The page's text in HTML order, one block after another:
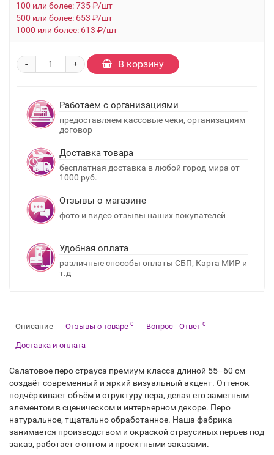
100 или более: 735 ₽/шт
500 или более: 653 ₽/шт
1000 или более: 613 ₽/шт
+
- В корзину
Работаем с организациями
предоставляем кассовые чеки, организациям
договор
Доставка товара
бесплатная доставка в любой город мира от
1000 руб.
Отзывы о магазине
фото и видео отзывы наших покупателей
Удобная оплата
различные способы оплаты СБП, Карта МИР и
т.д
Описание Отзывы о товаре 0 Вопрос - Ответ 0
Доставка и оплата
Салатовое перо страуса премиум-класса длиной 55–60 см
создаёт современный и яркий визуальный акцент. Оттенок
подчёркивает объём и структуру пера, делая его заметным
элементом в сценическом и интерьерном декоре. Перо
натуральное, тщательно обработанное. Наша фабрика
занимается производством и окраской страусиных перьев под
заказ, работает с оптом и проектными заказами.